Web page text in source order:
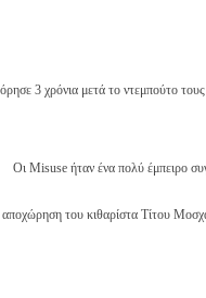
3 χρόνια μετά το ντεμπούτο τους
Οι Misuse ήταν ένα πολύ έμπειρο
του κιθαρίστα Τίτου